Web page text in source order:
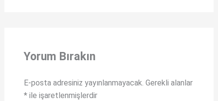
A
p
o
k
Yorum Bırakın
E-posta adresiniz yayınlanmayacak. Gerekli alanlar
*ile işaretlenmişlerdir